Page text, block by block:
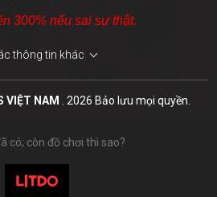
(<15°C), tránh nắng và nguồn
& Tobacco 15ml
300% nếu sai sự thật.
thông tin khác
VIỆT NAM . 2026 Bảo lưu mọi quyền.
có; còn đồ chơi thì sao?